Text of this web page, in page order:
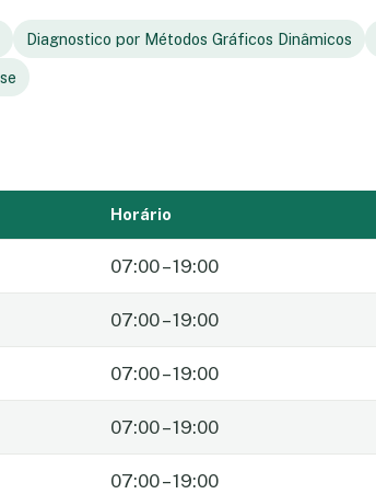
Diagnostico por Métodos Gráficos Dinâmicos
Horário
07:00 – 19:00
07:00 – 19:00
07:00 – 19:00
07:00 – 19:00
07:00 – 19:00